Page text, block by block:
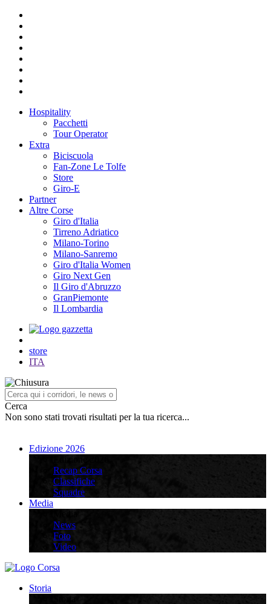
Hospitality
Pacchetti
Tour Operator
Extra
Biciscuola
Fan-Zone Le Tolfe
Store
Giro-E
Partner
Altre Corse
Giro d'Italia
Tirreno Adriatico
Milano-Torino
Milano-Sanremo
Giro d'Italia Women
Giro Next Gen
Il Giro d'Abruzzo
GranPiemonte
Il Lombardia
store
ITA
Cerca
Non sono stati trovati risultati per la tua ricerca...
Edizione 2026
Recap Corsa
Classifiche
Squadre
Media
News
Foto
Video
Storia